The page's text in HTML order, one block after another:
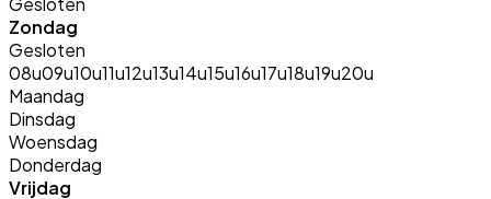
Zondag
Gesloten
08u09u10u11u12u13u14u15u16u17u18u19u20u
Maandag
Dinsdag
Woensdag
Donderdag
Vrijdag